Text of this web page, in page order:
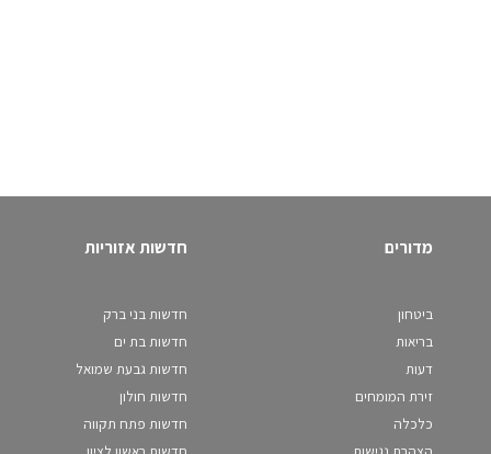
מדורים
ביטחון
בריאות
דעות
זירת המומחים
כלכלה
חדשות אזוריות
חדשות בני ברק
חדשות בת ים
חדשות גבעת שמואל
חדשות חולון
חדשות פתח תקווה